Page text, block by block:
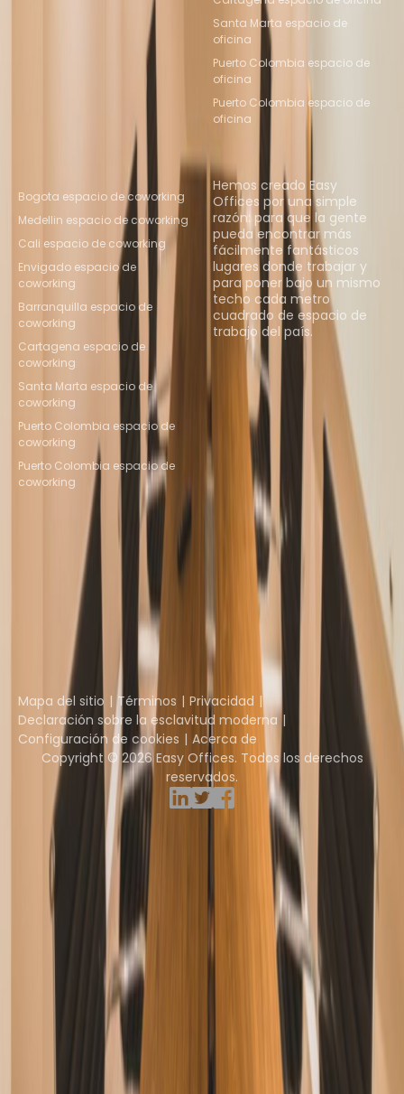
Santa Marta espacio de
oficina
Puerto Colombia espacio de
oficina
Puerto Colombia espacio de
oficina
Ubicaciones de espacio
de coworking populares
Bogota espacio de coworking
Medellin espacio de coworking
Cali espacio de coworking
Envigado espacio de
coworking
Barranquilla espacio de
coworking
Cartagena espacio de
coworking
Santa Marta espacio de
coworking
Puerto Colombia espacio de
coworking
Puerto Colombia espacio de
coworking
Quiénes somos
Hemos creado Easy
Offices por una simple
razón: para que la gente
pueda encontrar más
fácilmente fantásticos
lugares donde trabajar y
para poner bajo un mismo
techo cada metro
cuadrado de espacio de
trabajo del país.
Descubrir espacios
Instant Offices Coworker
The Instant Group Coworking Insights
Coworkintel Davinci Meeting Rooms
Davinci Virtual
Instant Group
Mapa del sitio Términos
Privacidad
Declaración sobre la esclavitud moderna
Configuración de cookies
Acerca de
Copyright © 2026 Easy Offices. Todos los derechos
reservados.